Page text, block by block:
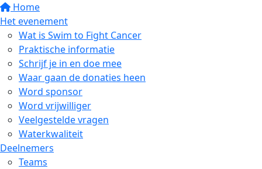
Home
Het evenement
Wat is Swim to Fight Cancer
Praktische informatie
Schrijf je in en doe mee
Waar gaan de donaties heen
Word sponsor
Word vrijwilliger
Veelgestelde vragen
Waterkwaliteit
Deelnemers
Teams